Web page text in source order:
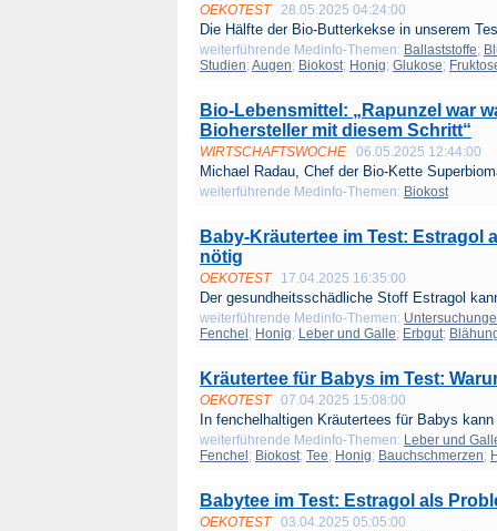
OEKOTEST 28.05.2025 04:24:00
Die Hälfte der Bio-Butterkekse in unserem
weiterführende Medinfo-Themen: Ballaststoffe;
Studien; Augen; Biokost; Honig; Glukose;
Bio-Lebensmittel: „Rapunzel war
Biohersteller mit diesem Schritt“
WIRTSCHAFTSWOCHE 06.05.2025 12:44:00
Michael Radau, Chef der Bio-Kette
weiterführende Medinfo-Themen: Biokost
Baby-Kräutertee im Test: Estragol
nötig
OEKOTEST 17.04.2025 16:35:00
Der gesundheitsschädliche Stoff Estragol
weiterführende Medinfo-Themen:
Fenchel ; Honig; Leber und Galle; Erbgut;
Kräutertee für Babys im Test:
OEKOTEST 07.04.2025 15:08:00
In fenchelhaltigen Kräutertees für Babys
weiterführende Medinfo-Themen: Leber und
Fenchel ; Biokost; Tee; Honig; Bauchschmerzen;
Babytee im Test: Estragol als
OEKOTEST 03.04.2025 05:05:00